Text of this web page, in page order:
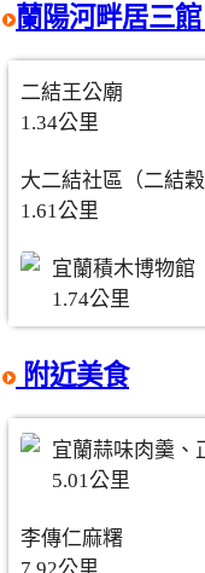
蘭陽河畔居三
二結王公廟
1.34公里
大二結社區（二結
1.61公里
宜蘭積木博物館
1.74公里
附近美食
宜蘭蒜味肉羹、
5.01公里
李傳仁麻糬